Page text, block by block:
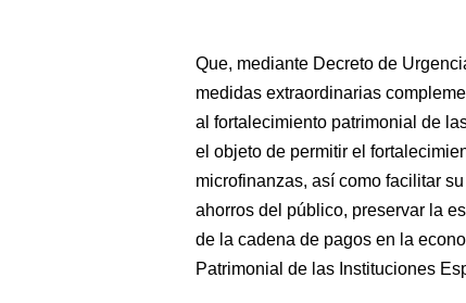
Que, mediante Decreto de
medidas extraordinarias
al fortalecimiento patrimonial de
el objeto de permitir el
microfinanzas, así como facilitar
ahorros del público, preservar la
de la cadena de pagos en la
Patrimonial de las Instituciones